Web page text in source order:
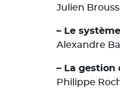
Julien
– Le
Alexandre
– La gestion
Philippe